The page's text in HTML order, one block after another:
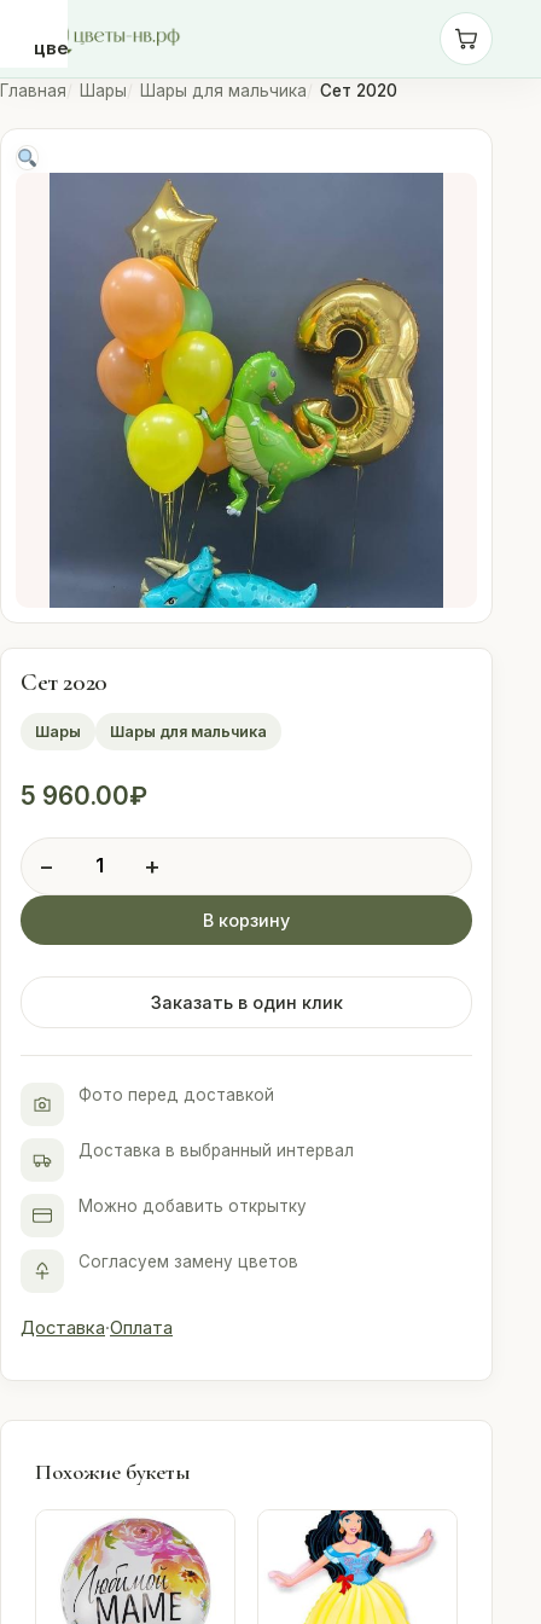
цветы-
нв.рф
Розы
Монобукеты
Сборные
букеты
Доставка
Оплата
подписки
Контакты
086-59-99
Главная Шары Шары для мальчика Сет 2020
Сет 2020
Шары Шары для мальчика
5 960.00₽
−
Количество
товара
Сет
2020
+
В корзину
Заказать в один клик
Фото перед доставкой
Доставка в выбранный интервал
Можно добавить открытку
Согласуем замену цветов
Доставка·Оплата
Похожие букеты